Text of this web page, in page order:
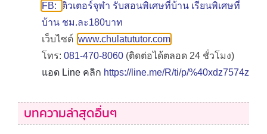
FB:
ติวเตอร์จุฬา รับสอนพิเศษที่บ้าน เรียนพิเศษที่
บ้าน ชม.ละ180บาท
เว็บไซต์ www.chulatututor.com
โทร: 081-470-8060 (ติดต่อได้ตลอด 24 ชั่วโมง)
แอด Line คลิก https://line.me/R/ti/p/%40xdz7574z
บทความล่าสุดอื่นๆ